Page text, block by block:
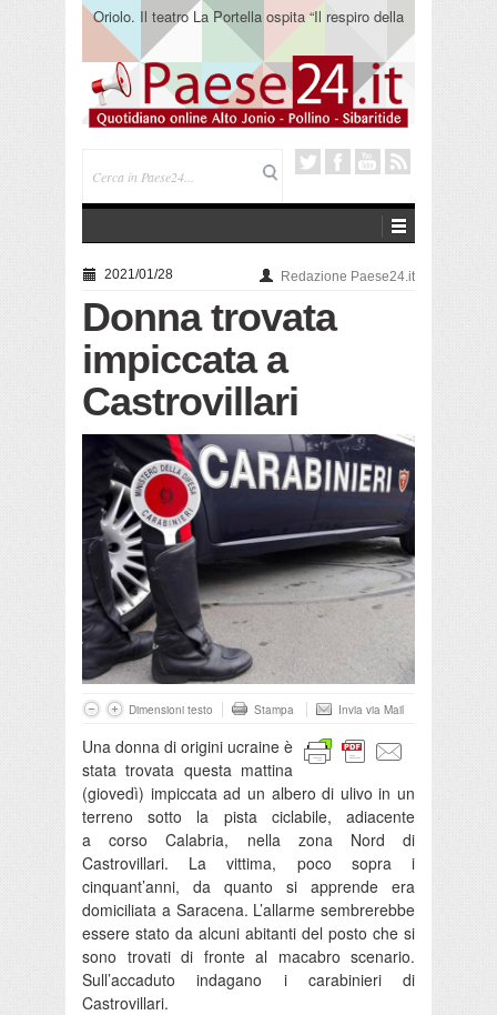
Oriolo. Il teatro La Portella ospita “Il respiro della
terra” del collettivo 365
2021/01/28 Redazione Paese24.it
Donna trovata
impiccata a
Castrovillari
Dimensioni testo Stampa Invia via Mail
Una donna di origini ucraine è
stata trovata questa mattina
(giovedì) impiccata ad un albero di ulivo in un
terreno sotto la pista ciclabile, adiacente
a corso Calabria, nella zona Nord di
Castrovillari. La vittima, poco sopra i
cinquant’anni, da quanto si apprende era
domiciliata a Saracena. L’allarme sembrerebbe
essere stato da alcuni abitanti del posto che si
sono trovati di fronte al macabro scenario.
Sull’accaduto indagano i carabinieri di
Castrovillari.